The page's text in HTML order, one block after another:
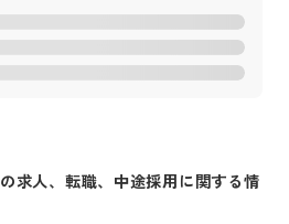
の求人、転職、中途採用に関する情